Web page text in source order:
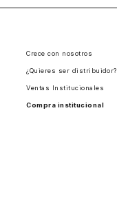
Crece con nosotros
¿Quieres ser distribuidor?
Ventas Institucionales
Compra institucional